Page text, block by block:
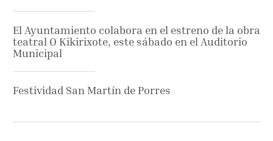
El Ayuntamiento colabora en el estreno de la obra
teatral O Kikirixote, este sábado en el Auditorio
Municipal
Festividad San Martín de Porres